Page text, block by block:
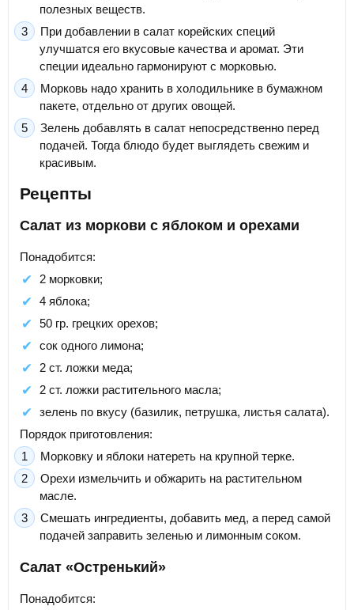
полезных веществ.
При добавлении в салат корейских специй
улучшатся его вкусовые качества и аромат. Эти
специи идеально гармонируют с морковью.
Морковь надо хранить в холодильнике в бумажном
пакете, отдельно от других овощей.
Зелень добавлять в салат непосредственно перед
подачей. Тогда блюдо будет выглядеть свежим и
красивым.
Рецепты
Салат из моркови с яблоком и орехами
Понадобится:
2 морковки;
4 яблока;
50 гр. грецких орехов;
сок одного лимона;
2 ст. ложки меда;
2 ст. ложки растительного масла;
зелень по вкусу (базилик, петрушка, листья салата).
Порядок приготовления:
Морковку и яблоки натереть на крупной терке.
Орехи измельчить и обжарить на растительном
масле.
Смешать ингредиенты, добавить мед, а перед самой
подачей заправить зеленью и лимонным соком.
Салат «Остренький»
Понадобится: